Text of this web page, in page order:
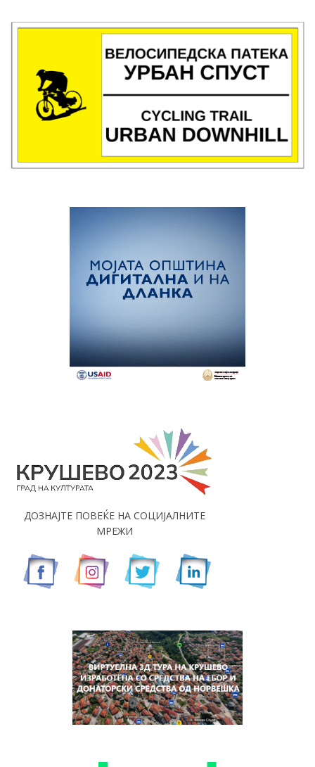
ДОЗНАЈТЕ ПОВЕЌЕ НА СОЦИЈАЛНИТЕ
МРЕЖИ